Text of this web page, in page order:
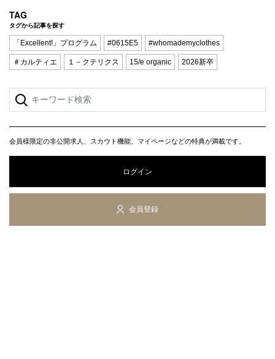
TAG
タグから記事を探す
「Excellent!」プログラム #0615E5 #whomademyclothes
＃カルティエ １－クテリクス 15/e organic 2026新卒
会員様限定の非公開求人、スカウト機能、マイページなどの特典が満載です。
ログイン
会員登録